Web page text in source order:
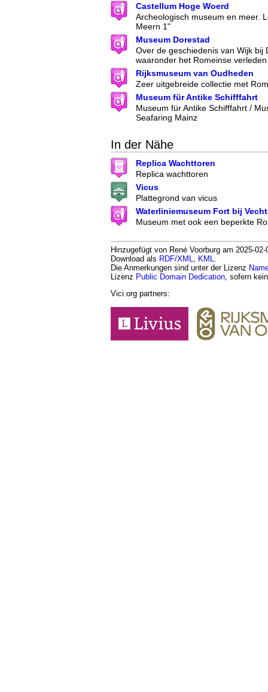
Castellum Hoge Woerd
Archeologisch museum en meer.
Meern 1"
Museum Dorestad
Over de geschiedenis van Wijk bij
waaronder het Romeinse
Rijksmuseum van Oudheden
Zeer uitgebreide collectie met
Museum für Antike Schifffahrt
Museum für Antike Schifffahrt /
Seafaring Mainz
In der Nähe
Replica Wachttoren
Replica wachttoren
Vicus
Plattegrond van vicus
Waterliniemuseum Fort bij
Museum met ook een beperkte
Hinzugefügt von René Voorburg am 2025-
Download als RDF/XML KML
Die Anmerkungen sind unter der Lizenz
Lizenz Public Domain Dedication , sofern
Vici.org partners: